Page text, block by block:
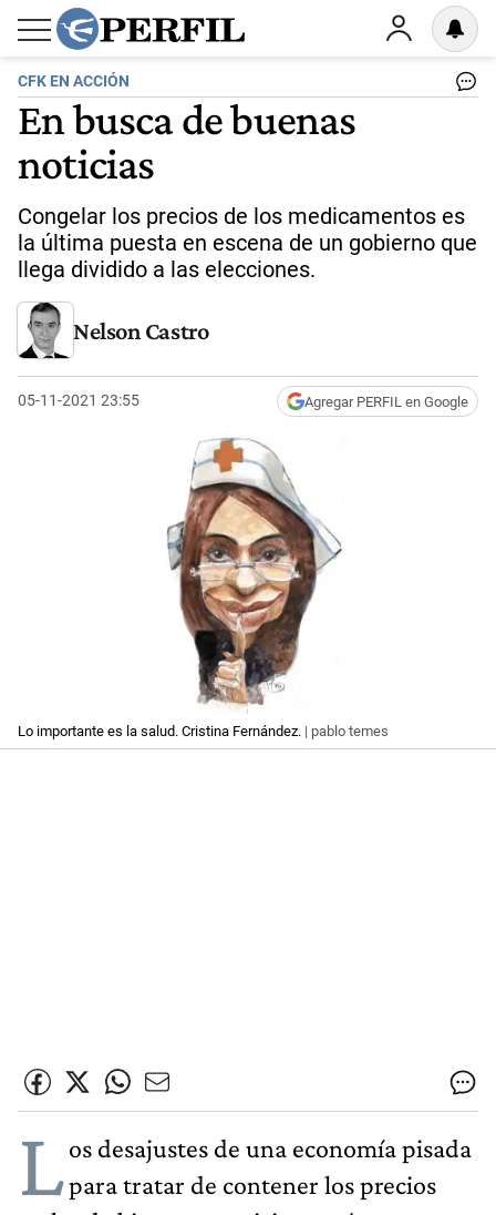
CFK EN ACCIÓN
En busca de buenas
noticias
Congelar los precios de los medicamentos es
la última puesta en escena de un gobierno que
llega dividido a las elecciones.
Nelson Castro
05-11-2021 23:55 Agregar PERFIL en Google
Lo importante es la salud. Cristina Fernández. | pablo temes
Los desajustes de una economía pisada
para tratar de contener los precios